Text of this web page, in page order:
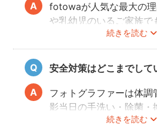
続きを読む
fotowaが人気な最大の
や乳幼児のいるご家族で
を楽しんでいただけるこ
厳しい審査を通過した
扱いに慣れているパパ・
ンが全国に多数在籍。
またどのカメラマンでも
ません。分かりやすい料
安全対策はどこまでして
続きを読む
フォトグラファーは体調
影当日の手洗い・除菌・
策や、熱中症予防に努め